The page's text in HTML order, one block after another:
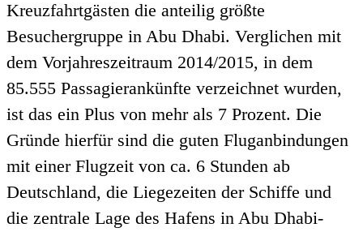
Kreuzfahrtgästen die anteilig größte
Besuchergruppe in Abu Dhabi. Verglichen mit
dem Vorjahreszeitraum 2014/2015, in dem
85.555 Passagierankünfte verzeichnet wurden,
ist das ein Plus von mehr als 7 Prozent. Die
Gründe hierfür sind die guten Fluganbindungen
mit einer Flugzeit von ca. 6 Stunden ab
Deutschland, die Liegezeiten der Schiffe und
die zentrale Lage des Hafens in Abu Dhabi-